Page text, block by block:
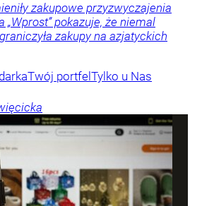
zakupowe przyzwyczajenia
„Wprost” pokazuje, że niemal
zakupy na azjatyckich
Twój portfel Tylko u Nas